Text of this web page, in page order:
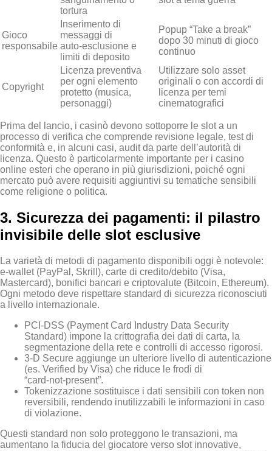
tortura
Gioco
responsabile
Inserimento di
messaggi di
auto‑esclusione e
limiti di deposito
Popup “Take a break”
dopo 30 minuti di gioco
continuo
Copyright
Licenza preventiva
per ogni elemento
protetto (musica,
personaggi)
Utilizzare solo asset
originali o con accordi di
licenza per temi
cinematografici
Prima del lancio, i casinò devono sottoporre le slot a un
processo di verifica che comprende revisione legale, test di
conformità e, in alcuni casi, audit da parte dell’autorità di
licenza. Questo è particolarmente importante per i casino
online esteri che operano in più giurisdizioni, poiché ogni
mercato può avere requisiti aggiuntivi su tematiche sensibili
come religione o politica.
3. Sicurezza dei pagamenti: il pilastro
invisibile delle slot esclusive
La varietà di metodi di pagamento disponibili oggi è notevole:
e‑wallet (PayPal, Skrill), carte di credito/debito (Visa,
Mastercard), bonifici bancari e criptovalute (Bitcoin, Ethereum).
Ogni metodo deve rispettare standard di sicurezza riconosciuti
a livello internazionale.
PCI‑DSS (Payment Card Industry Data Security
Standard) impone la crittografia dei dati di carta, la
segmentazione della rete e controlli di accesso rigorosi.
3‑D Secure aggiunge un ulteriore livello di autenticazione
(es. Verified by Visa) che riduce le frodi di
“card‑not‑present”.
Tokenizzazione sostituisce i dati sensibili con token non
reversibili, rendendo inutilizzabili le informazioni in caso
di violazione.
Questi standard non solo proteggono le transazioni, ma
aumentano la fiducia del giocatore verso slot innovative,